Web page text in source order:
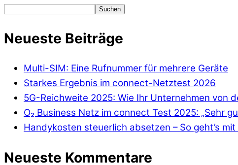
Suchen
Neueste Beiträge
Multi-SIM: Eine Rufnummer für mehrere Geräte
Starkes Ergebnis im connect-Netztest 2026
5G-Reichweite 2025: Wie Ihr Unternehmen von
O₂ Business Netz im connect Test 2025: „Sehr
Handykosten steuerlich absetzen – So geht’s
Neueste Kommentare